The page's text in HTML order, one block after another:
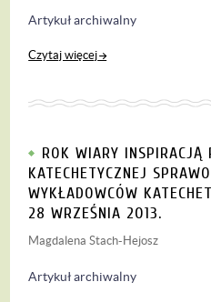
Artykuł archiwalny
Czytaj więcej
ROK WIARY INSPIRACJĄ
KATECHETYCZNEJ
WYKŁADOWCÓW
28 WRZEŚNIA 2013.
Magdalena Stach-Hejosz
Artykuł archiwalny